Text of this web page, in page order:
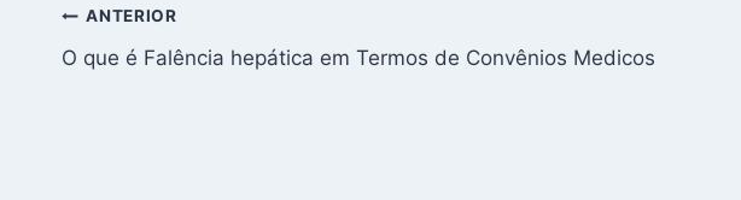
Navegação
de
ANTERIOR
O que é Falência hepática em Termos de Convênios Medicos